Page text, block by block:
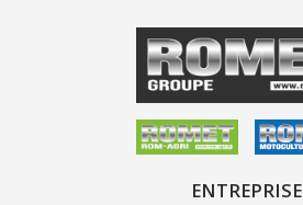
ENTREPRISE